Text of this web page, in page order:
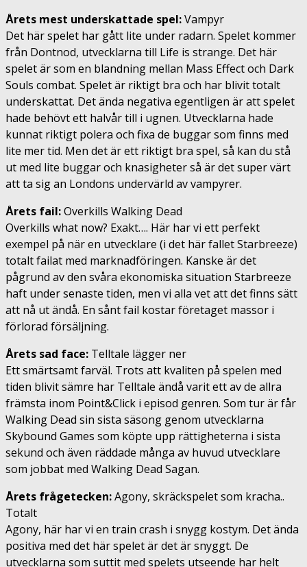
Årets mest underskattade spel:Vampyr
Det här spelet har gått lite under radarn. Spelet kommer
från Dontnod, utvecklarna till Life is strange. Det här
spelet är som en blandning mellan Mass Effect och Dark
Souls combat. Spelet är riktigt bra och har blivit totalt
underskattat. Det ända negativa egentligen är att spelet
hade behövt ett halvår till i ugnen. Utvecklarna hade
kunnat riktigt polera och fixa de buggar som finns med
lite mer tid. Men det är ett riktigt bra spel, så kan du stå
ut med lite buggar och knasigheter så är det super värt
att ta sig an Londons undervärld av vampyrer.
Årets fail:Overkills Walking Dead
Overkills what now? Exakt…. Här har vi ett perfekt
exempel på när en utvecklare (i det här fallet Starbreeze)
totalt failat med marknadföringen. Kanske är det
pågrund av den svåra ekonomiska situation Starbreeze
haft under senaste tiden, men vi alla vet att det finns sätt
att nå ut ändå. En sånt fail kostar företaget massor i
förlorad försäljning.
Årets sad face: Telltale lägger ner
Ett smärtsamt farväl. Trots att kvaliten på spelen med
tiden blivit sämre har Telltale ändå varit ett av de allra
främsta inom Point&Click i episod genren. Som tur är får
Walking Dead sin sista säsong genom utvecklarna
Skybound Games som köpte upp rättigheterna i sista
sekund och även räddade många av huvud utvecklare
som jobbat med Walking Dead Sagan.
Årets frågetecken:Agony, skräckspelet som kracha..
Totalt
Agony, här har vi en train crash i snygg kostym. Det ända
positiva med det här spelet är det är snyggt. De
utvecklarna som suttit med spelets utseende har helt